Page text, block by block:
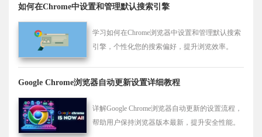
如何在Chrome中设置和管理默认搜索引擎
学习如何在Chrome浏览器中设置和管理默认搜索
引擎，个性化您的搜索偏好，提升浏览效率。
Google Chrome浏览器自动更新设置详细教程
详解Google Chrome浏览器自动更新的设置流程，
帮助用户保持浏览器版本最新，提升安全性能。